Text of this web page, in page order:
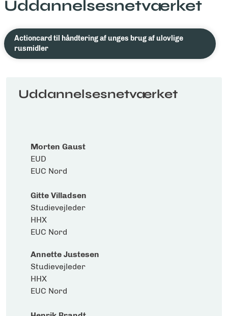
Uddannelsesnetværket
Actioncard til håndtering af unges brug af ulovlige
rusmidler
Uddannelsesnetværket
Morten Gaust
EUD
EUC Nord
Gitte Villadsen
Studievejleder
HHX
EUC Nord
Annette Justesen
Studievejleder
HHX
EUC Nord